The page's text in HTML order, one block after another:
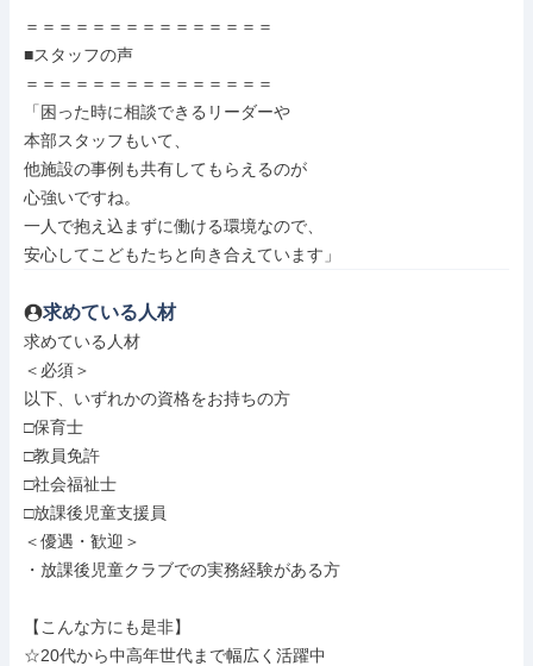
＝＝＝＝＝＝＝＝＝＝＝＝＝＝＝
■スタッフの声
＝＝＝＝＝＝＝＝＝＝＝＝＝＝＝
「困った時に相談できるリーダーや
本部スタッフもいて、
他施設の事例も共有してもらえるのが
心強いですね。
一人で抱え込まずに働ける環境なので、
安心してこどもたちと向き合えています」
求めている人材
求めている人材
＜必須＞
以下、いずれかの資格をお持ちの方
□保育士
□教員免許
□社会福祉士
□放課後児童支援員
＜優遇・歓迎＞
・放課後児童クラブでの実務経験がある方
【こんな方にも是非】
☆20代から中高年世代まで幅広く活躍中